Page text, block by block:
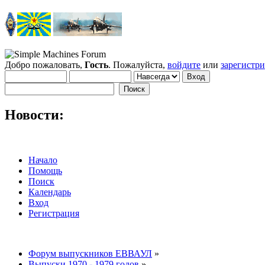
Добро пожаловать, Гость. Пожалуйста, войдите или
Новости:
Начало
Помощь
Поиск
Календарь
Вход
Регистрация
Форум выпускников ЕВВАУЛ »